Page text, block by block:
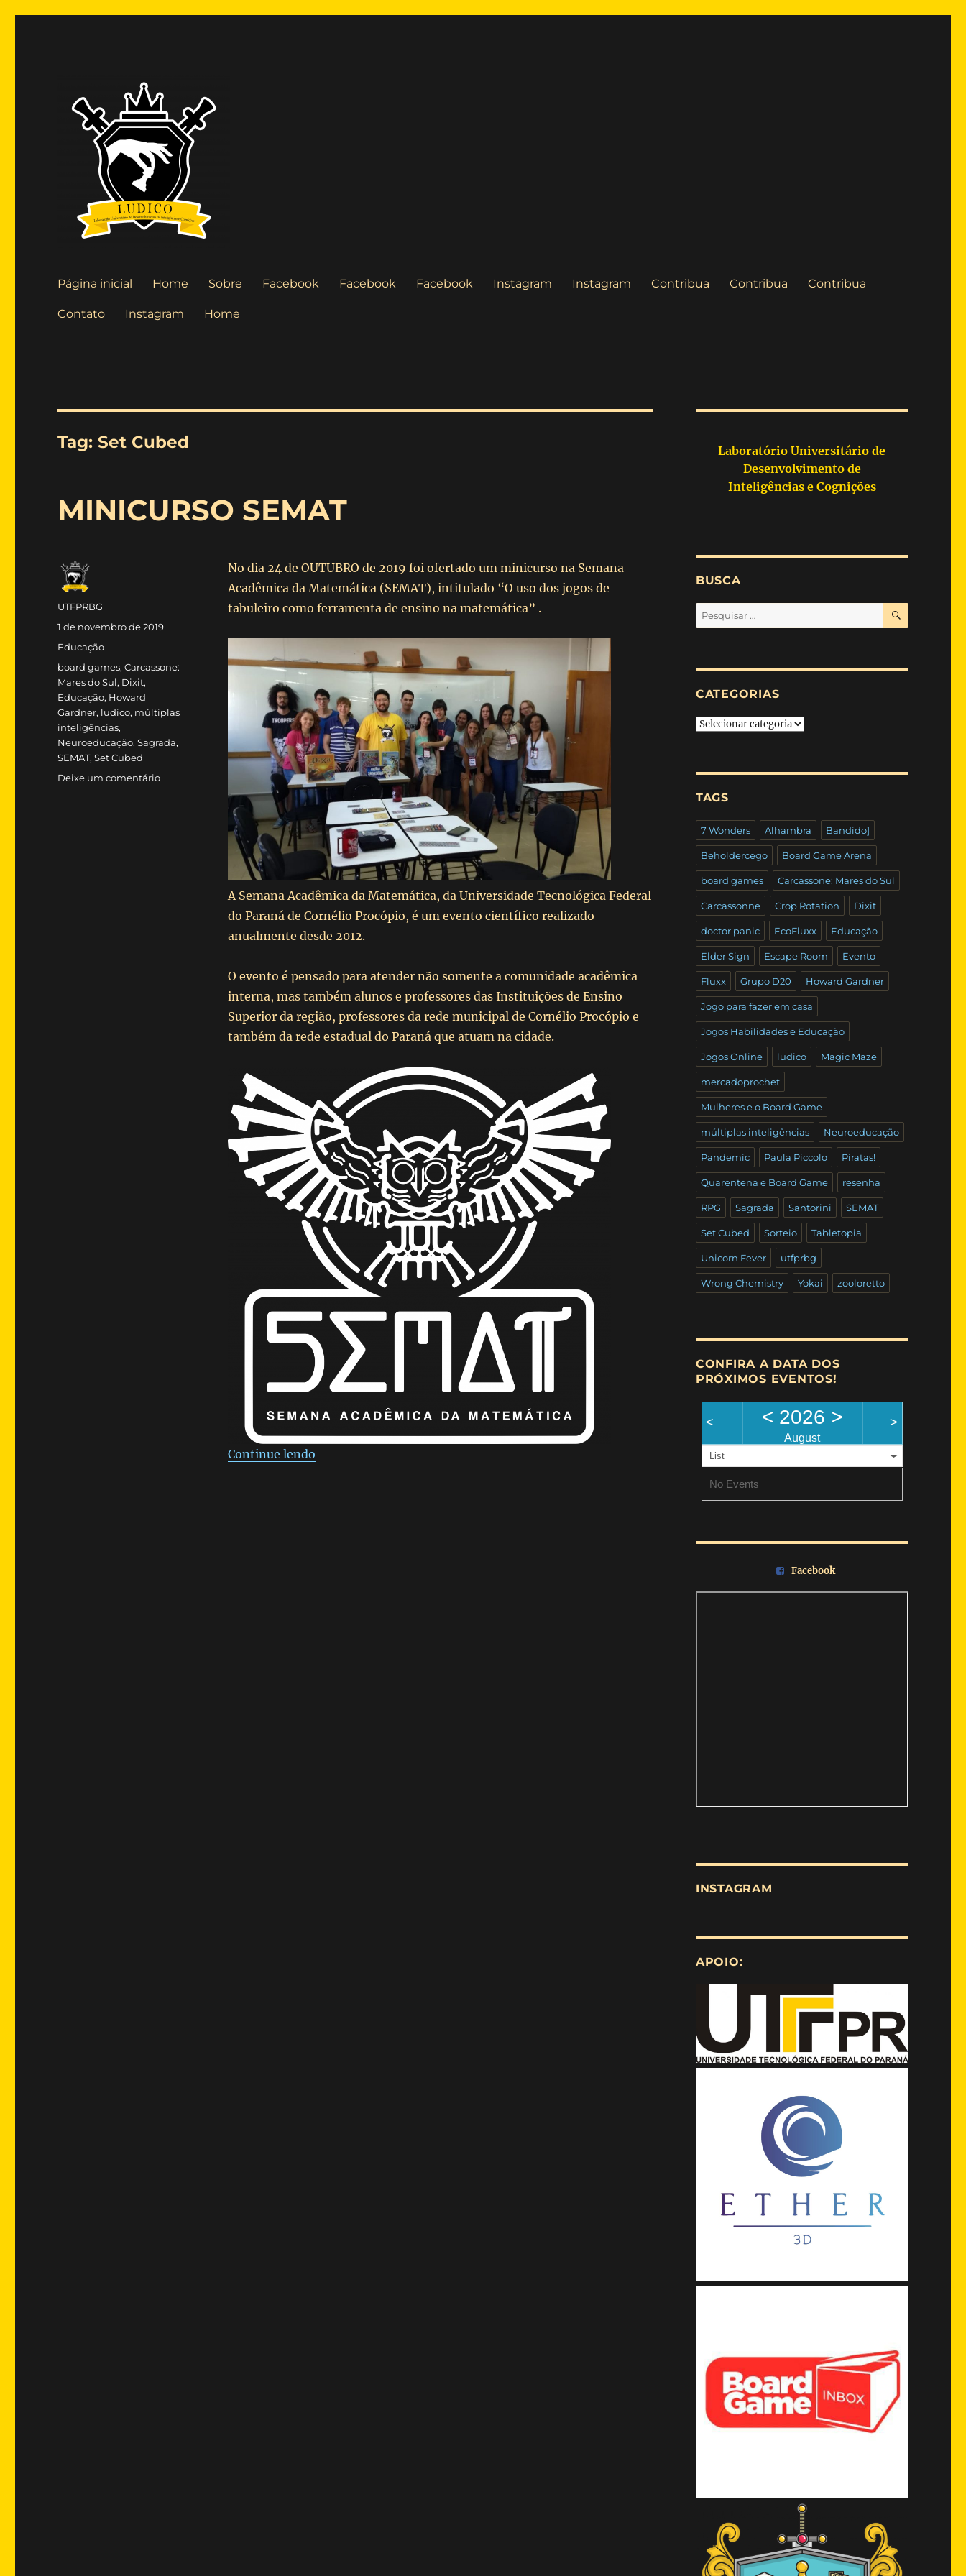
Página inicial Home Sobre Facebook Facebook Facebook Instagram Instagram Contribua Contribua Contribua
Contato Instagram Home
Tag:Set Cubed
MINICURSO SEMAT
No dia 24 de OUTUBRO de 2019 foi ofertado um minicurso na Semana
Acadêmica da Matemática (SEMAT), intitulado “O uso dos jogos de
tabuleiro como ferramenta de ensino na matemática” .
A Semana Acadêmica da Matemática, da Universidade Tecnológica Federal
do Paraná de Cornélio Procópio, é um evento científico realizado
anualmente desde 2012.
O evento é pensado para atender não somente a comunidade acadêmica
interna, mas também alunos e professores das Instituições de Ensino
Superior da região, professores da rede municipal de Cornélio Procópio e
também da rede estadual do Paraná que atuam na cidade.
Continue lendo“MINICURSO SEMAT”
Autor
UTFPRBG
Publicado
em
1 de novembro de 2019
Categorias
Educação
Tags
board games,Carcassone:
Mares do Sul, Dixit,
Educação, Howard
Gardner, ludico, múltiplas
inteligências,
Neuroeducação,Sagrada,
SEMAT,Set Cubed
Deixe um comentárioem
Laboratório Universitário de
Desenvolvimento de
Inteligências e Cognições
BUSCA
Pesquisar
por:
CATEGORIAS
Categorias
TAGS
7 Wonders Alhambra Bandido]
Beholdercego Board Game Arena
board games Carcassone: Mares do Sul
Carcassonne Crop Rotation Dixit
doctor panic EcoFluxx Educação
Elder Sign Escape Room Evento
Fluxx Grupo D20 Howard Gardner
Jogo para fazer em casa
Jogos Habilidades e Educação
Jogos Online ludico Magic Maze
mercadoprochet
Mulheres e o Board Game
múltiplas inteligências Neuroeducação
Pandemic Paula Piccolo Piratas!
Quarentena e Board Game resenha
RPG Sagrada Santorini SEMAT
Set Cubed Sorteio Tabletopia
Unicorn Fever utfprbg
Wrong Chemistry Yokai zooloretto
CONFIRA A DATA DOS
PRÓXIMOS EVENTOS!
< < 2026 >
August
>
List
No Events
Facebook
INSTAGRAM
APOIO: